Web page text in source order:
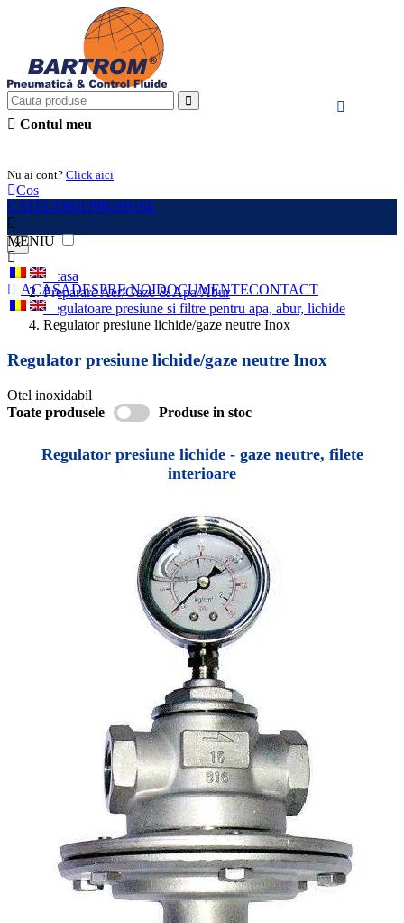
Contul meu
Nu ai cont? Click aici
Cos
CATEGORII PRODUSE
MENIU
ACASADESPRE NOIDOCUMENTECONTACT
×
Acasa
Preparare Aer/Gaze & Apa/Abur
Regulatoare presiune si filtre pentru apa, abur, lichide
Regulator presiune lichide/gaze neutre Inox
Regulator presiune lichide/gaze neutre Inox
Otel inoxidabil
Toate produsele
Produse in stoc
Regulator presiune lichide - gaze neutre, filete
interioare